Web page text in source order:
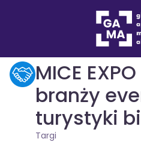
Targi
MICE
branży
turystyki
Targi